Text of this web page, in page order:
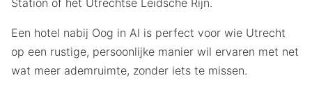
Een hotel nabij Oog in Al is perfect voor wie Utrecht
op een rustige, persoonlijke manier wil ervaren met net
wat meer ademruimte, zonder iets te missen.